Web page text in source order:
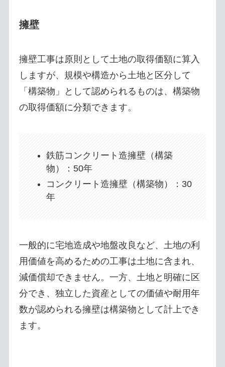
擁壁
擁壁工事は原則として土地の取得価額に算入
しますが、規模や構造から土地と区分して
「構築物」として認められるものは、構築物
の取得価額に分類できます。
鉄筋コンクリート造擁壁（構築
物）：50年
コンクリート造擁壁（構築物）：30
年
一般的に宅地造成や地盤改良など、土地の利
用価値を高めるための工事は土地に含まれ、
減価償却できません。一方、土地と明確に区
分でき、独立した資産としての価値や耐用年
数が認められる擁壁は構築物として計上でき
ます。